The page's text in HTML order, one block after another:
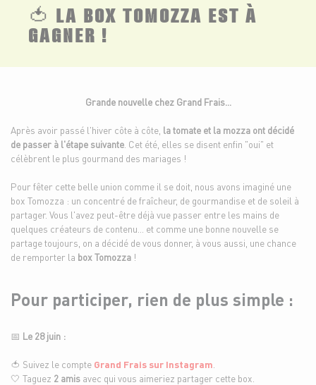
🍅 LA BOX TOMOZZA EST À
GAGNER !
Grande nouvelle chez Grand Frais…
Après avoir passé l'hiver côte à côte, la tomate et la mozza ont décidé
de passer à l'étape suivante . Cet été, elles se disent enfin "oui" et
célèbrent le plus gourmand des mariages !
Pour fêter cette belle union comme il se doit, nous avons imaginé une
box Tomozza : un concentré de fraîcheur, de gourmandise et de soleil à
partager. Vous l'avez peut-être déjà vue passer entre les mains de
quelques créateurs de contenu… et comme une bonne nouvelle se
partage toujours, on a décidé de vous donner, à vous aussi, une chance
de remporter la box Tomozza !
Pour participer, rien de plus simple :
📅 Le 28 juin :
🍅 Suivez le compte Grand Frais sur Instagram
🤍 Taguez 2 amis avec qui vous aimeriez partager cette box.